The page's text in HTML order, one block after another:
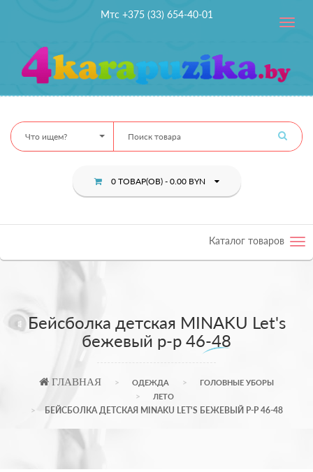
Мтс +375 (33) 654-40-01
Toggle
Что ищем?
0 ТОВАР(ОВ) - 0.00 BYN
Каталог товаров
Бейсболка детская MINAKU Let's
бежевый р-р 46-48
ГЛАВНАЯ ОДЕЖДА
ГОЛОВНЫЕ УБОРЫ
ЛЕТО
БЕЙСБОЛКА ДЕТСКАЯ MINAKU LET'S БЕЖЕВЫЙ Р-Р 46-48